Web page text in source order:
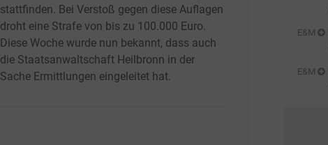
stattfinden. Bei Verstoß gegen diese Auflagen
droht eine Strafe von bis zu 100.000 Euro.
Diese Woche wurde nun bekannt, dass auch
die Staatsanwaltschaft Heilbronn in der
Sache Ermittlungen eingeleitet hat.
E&M
E&M